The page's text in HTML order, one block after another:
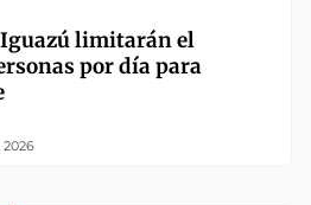
limitarán el
por día para
2026